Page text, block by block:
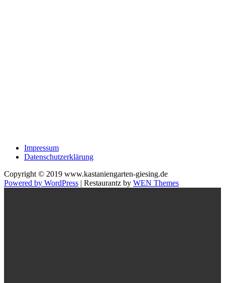
Impressum
Datenschutzerklärung
Copyright © 2019 www.kastaniengarten-giesing.de
Powered by WordPress | Restaurantz by WEN Themes